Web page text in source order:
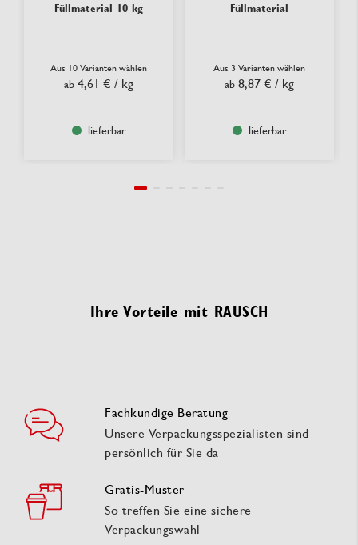
Füllmaterial 10 kg
Aus 10 Varianten wählen
ab 4,61 € / kg
lieferbar
Füllmaterial
Aus 3 Varianten wählen
ab 8,87 € / kg
lieferbar
Ihre Vorteile mit RAUSCH
Fachkundige Beratung
Unsere Verpackungsspezialisten sind
persönlich für Sie da
Gratis-Muster
So treffen Sie eine sichere
Verpackungswahl